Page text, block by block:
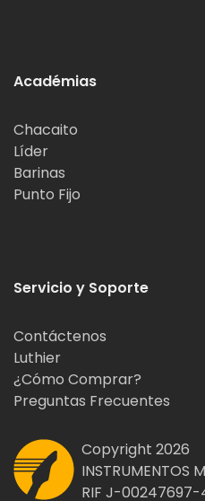
Académias
Chacaito
Líder
Barinas
Punto Fijo
Servicio y Soporte
Contáctenos
Luthier
¿Cómo Comprar?
Preguntas Frecuentes
Copyright 2026
INSTRUMENTOS
RIF J-00247697-